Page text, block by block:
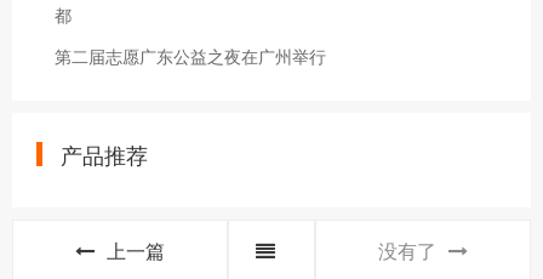
都
第二届志愿广东公益之夜在广州举行
产品推荐
上一篇 没有了